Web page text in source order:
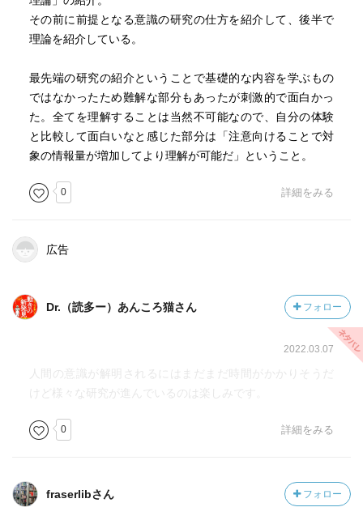
その前に前提となる意識の研究の仕方を紹介して、後半で
理論を紹介している。
最先端の研究の紹介ということで基礎的な内容を学ぶもの
ではなかったため難解な部分もあったが刺激的で面白かっ
た。全てを理解することは当然不可能なので、自分の体験
と比較して面白いなと感じた部分は「注意向けることで対
象の情報量が増加してより理解が可能だ」ということ。
0 詳細をみる
広告
Dr.（読多ー）あんころ猫さん フォロー
2022.03.07
人間の意識が解明されるにはまだまだ時間がかかりそうだ
けど様々な研究が進んでいるのは楽しみです。
0 詳細をみる
fraserlibさん フォロー